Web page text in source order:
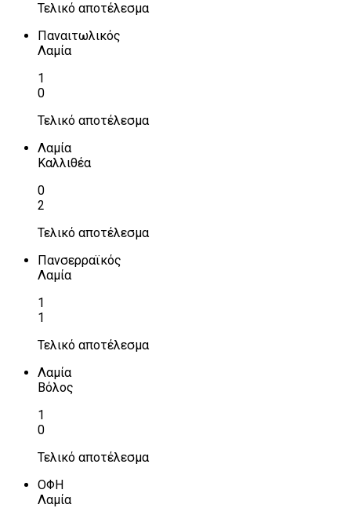
Τελικό αποτέλεσμα
Παναιτωλικός
Λαμία
1
0
Τελικό αποτέλεσμα
Λαμία
Καλλιθέα
0
2
Τελικό αποτέλεσμα
Πανσερραϊκός
Λαμία
1
1
Τελικό αποτέλεσμα
Λαμία
Βόλος
1
0
Τελικό αποτέλεσμα
ΟΦΗ
Λαμία